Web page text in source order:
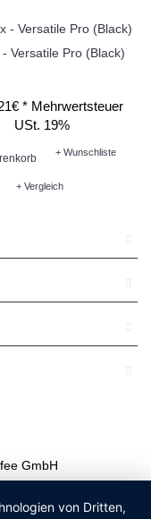
Versatile Pro (Black)
* Mehrwertsteuer
USt. 19%
+ Wunschliste
+ Vergleich
GmbH
von Dritten,